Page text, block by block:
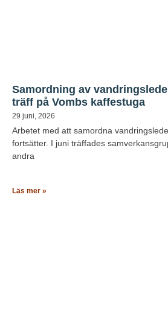
Samordning av
träff på Vombs kaffestuga
29 juni, 2026
Arbetet med att samordna
fortsätter. I juni träffades
andra
Läs mer »